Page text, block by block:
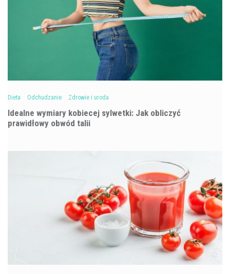
Dieta Odchudzanie Zdrowie i uroda
Idealne wymiary kobiecej sylwetki: Jak obliczyć
prawidłowy obwód talii